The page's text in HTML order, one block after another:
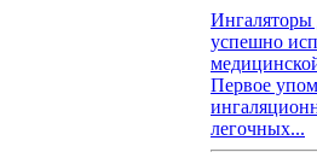
Ингаляторы
успешно
Первое
легочных...